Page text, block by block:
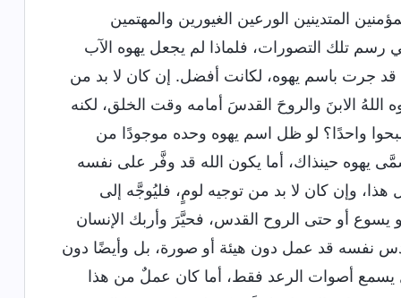
المتدينين الورعين الغيورين والمهتمين
رسم تلك التصورات، فلماذا لم يجعل يهوه الآب
قد جرت باسم يهوه، لكانت أفضل. إن كان لا بد من
اللهُ الابنَ والروحَ القدسَ أمامه وقت الخلق، لكنه
واحدًا؟ لو ظل اسم يهوه وحده موجودًا من
يهوه حينذاك، أما يكون الله قد وفَّر على نفسه
هذا، وإن كان لا بد من توجيه لومٍ، فليُوجَّه إلى
أو حتى الروح القدس، فحيَّرَ وأربك الإنسان
نفسه قد عمل دون هيئة أو صورة، بل وأيضًا دون
يسمع أصوات الرعد فقط، أما كان عملٌ من هذا